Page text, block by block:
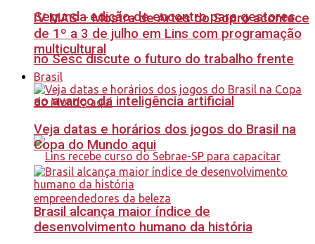
Segunda edição de encontro para gestores
no Sesc discute o futuro do trabalho frente
ao avanço da inteligência artificial
IV MAS – Mostra de Artes do Sopro acontece
de 1º a 3 de julho em Lins com programação
multicultural
Brasil
Veja datas e horários dos jogos do Brasil na
Copa do Mundo aqui
Brasil alcança maior índice de
desenvolvimento humano da história